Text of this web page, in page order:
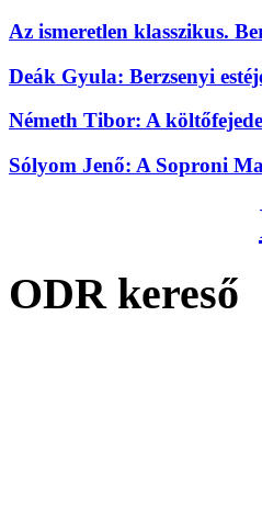
Az ismeretlen klasszikus.
Deák Gyula: Berzsenyi
Németh Tibor: A
Sólyom Jenő: A Soproni
ODR kereső